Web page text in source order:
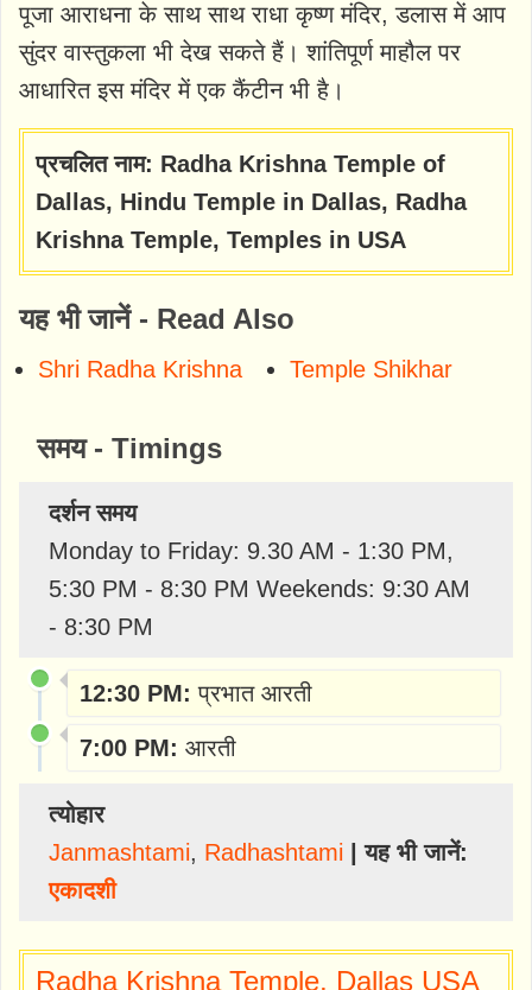
पूजा आराधना के साथ साथ राधा कृष्ण मंदिर, डलास में आप
सुंदर वास्तुकला भी देख सकते हैं। शांतिपूर्ण माहौल पर
आधारित इस मंदिर में एक कैंटीन भी है।
प्रचलित नाम: Radha Krishna Temple of
Dallas, Hindu Temple in Dallas, Radha
Krishna Temple, Temples in USA
यह भी जानें - Read Also
Shri Radha Krishna Temple Shikhar
समय - Timings
दर्शन समय
Monday to Friday: 9.30 AM - 1:30 PM,
5:30 PM - 8:30 PM Weekends: 9:30 AM
- 8:30 PM
12:30 PM:प्रभात आरती
7:00 PM: आरती
त्योहार
Janmashtami, Radhashtami
| यह भी जानें:
एकादशी
Radha Krishna Temple, Dallas USA